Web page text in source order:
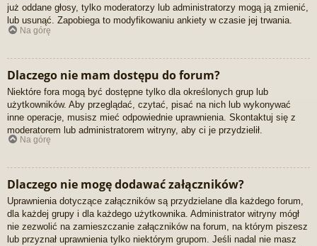
już oddane głosy, tylko moderatorzy lub administratorzy mogą ją zmienić,
lub usunąć. Zapobiega to modyfikowaniu ankiety w czasie jej trwania.
Na górę
Dlaczego nie mam dostępu do forum?
Niektóre fora mogą być dostępne tylko dla określonych grup lub
użytkowników. Aby przeglądać, czytać, pisać na nich lub wykonywać
inne operacje, musisz mieć odpowiednie uprawnienia. Skontaktuj się z
moderatorem lub administratorem witryny, aby ci je przydzielił.
Na górę
Dlaczego nie mogę dodawać załączników?
Uprawnienia dotyczące załączników są przydzielane dla każdego forum,
dla każdej grupy i dla każdego użytkownika. Administrator witryny mógł
nie zezwolić na zamieszczanie załączników na forum, na którym piszesz
lub przyznał uprawnienia tylko niektórym grupom. Jeśli nadal nie masz